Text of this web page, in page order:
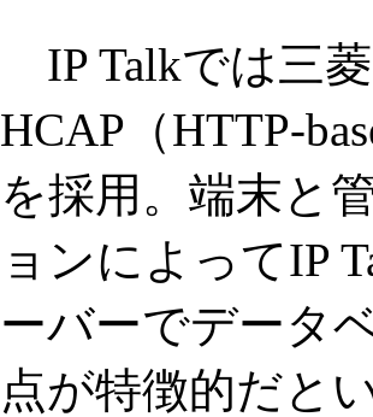
IP Talkでは三
HCAP（HTTP-
を採用。端末と
ョンによってIP
ーバーでデータ
点が特徴的だと